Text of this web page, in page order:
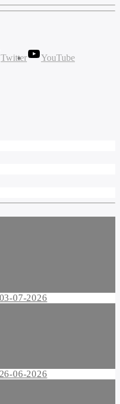
Twitter
YouTube
07-2026
06-2026